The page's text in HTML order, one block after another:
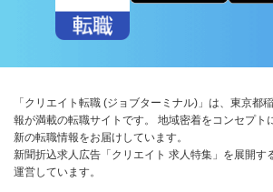
「クリエイト転職 (ジョブターミナル)」は、東京都
報が満載の転職サイトです。 地域密着をコンセプト
新の転職情報をお届けしています。
新聞折込求人広告「クリエイト 求人特集」を展開す
運営しています。